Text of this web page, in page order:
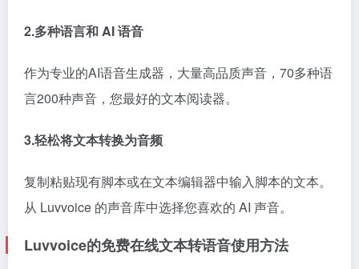
2.多种语言和 AI 语音
作为专业的AI语音生成器，大量高品质声音，70多种语
言200种声音，您最好的文本阅读器。
3.轻松将文本转换为音频
复制粘贴现有脚本或在文本编辑器中输入脚本的文本。
从 Luvvoice 的声音库中选择您喜欢的 AI 声音。
Luvvoice的免费在线文本转语音使用方法